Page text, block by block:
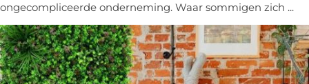
ongecompliceerde onderneming. Waar sommigen zich ...